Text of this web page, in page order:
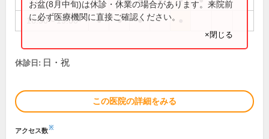
16:30～19:00 ● ● ●
お盆(8月中旬)は休診・休業の場合があります。来院前
に必ず医療機関に直接ご確認ください。
×閉じる
休診日: 日・祝
この医院の詳細をみる
アクセス数※